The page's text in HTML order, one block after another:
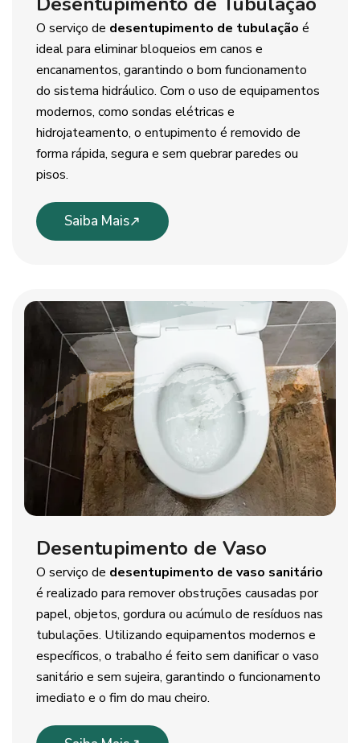
O serviço de desentupimento de tubulação é
ideal para eliminar bloqueios em canos e
encanamentos, garantindo o bom funcionamento
do sistema hidráulico. Com o uso de equipamentos
modernos, como sondas elétricas e
hidrojateamento, o entupimento é removido de
forma rápida, segura e sem quebrar paredes ou
pisos.
Saiba Mais
Desentupimento de Vaso
O serviço de desentupimento de vaso sanitário
é realizado para remover obstruções causadas por
papel, objetos, gordura ou acúmulo de resíduos nas
tubulações. Utilizando equipamentos modernos e
específicos, o trabalho é feito sem danificar o vaso
sanitário e sem sujeira, garantindo o funcionamento
imediato e o fim do mau cheiro.